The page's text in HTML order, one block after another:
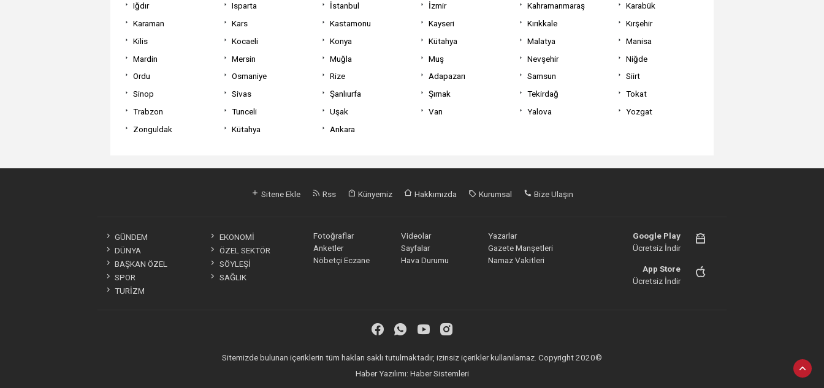
Iğdır
Isparta İstanbul İzmir Kahramanmaraş
Karabük
Karaman
Kars Kastamonu Kayseri Kırıkkale
Kırşehir
Kilis
Kocaeli Konya Kütahya Malatya
Manisa
Mardin
Mersin Muğla Muş Nevşehir
Niğde
Ordu
Osmaniye Rize Adapazarı Samsun
Siirt
Sinop
Sivas Şanlıurfa Şırnak Tekirdağ
Tokat
Trabzon
Tunceli Uşak Van Yalova
Yozgat
Zonguldak
Kütahya Ankara
Sitene Ekle Rss Künyemiz Hakkımızda Kurumsal Bize Ulaşın
GÜNDEM
EKONOMİ
DÜNYA
ÖZEL SEKTÖR
BAŞKAN ÖZEL
SÖYLEŞİ
SPOR
SAĞLIK
TURİZM
Fotoğraflar Videolar
Yazarlar
Anketler
Sayfalar
Gazete Manşetleri
Nöbetçi Eczane
Hava Durumu Namaz Vakitleri
Google Play
Ücretsiz İndir
App Store
Ücretsiz İndir
Sitemizde bulunan içeriklerin tüm hakları saklı tutulmaktadır, izinsiz içerikler kullanılamaz. Copyright 2020©
Haber Yazılımı: Haber Sistemleri